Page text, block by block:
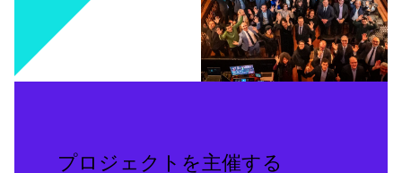
プロジェクトを主催する